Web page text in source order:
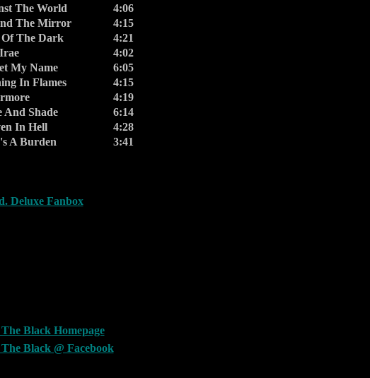
The World
4:06
The Mirror
4:15
Of The Dark
4:21
4:02
My Name
6:05
In Flames
4:15
4:19
And Shade
6:14
In Hell
4:28
A Burden 3:41
Deluxe Fanbox
Black Homepage
Black @ Facebook